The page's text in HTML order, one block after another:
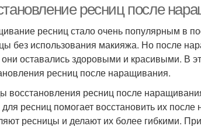
ресниц после
ресниц стало очень популярным в
без использования макияжа. Но после
оставались здоровыми и красивыми. В
ресниц после наращивания.
восстановления ресниц после
ресниц помогает восстановить их
ресницы и делают их более гибкими.